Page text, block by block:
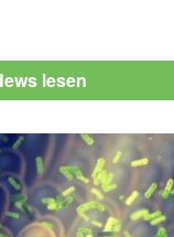
lesen